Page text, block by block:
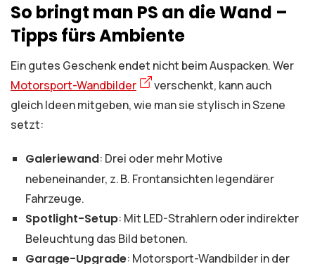
So bringt man PS an die Wand –
Tipps fürs Ambiente
Ein gutes Geschenk endet nicht beim Auspacken. Wer
Motorsport-Wandbilder
verschenkt, kann auch
gleich Ideen mitgeben, wie man sie stylisch in Szene
setzt:
Galeriewand: Drei oder mehr Motive
nebeneinander, z. B. Frontansichten legendärer
Fahrzeuge.
Spotlight-Setup: Mit LED-Strahlern oder indirekter
Beleuchtung das Bild betonen.
Garage-Upgrade: Motorsport-Wandbilder in der